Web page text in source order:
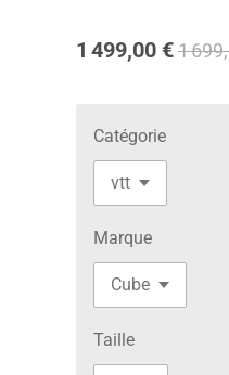
1 499,00 €1
Catégorie
Marque
Taille